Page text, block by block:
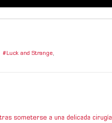
Luck and Strange,
someterse a una delicada cirugía